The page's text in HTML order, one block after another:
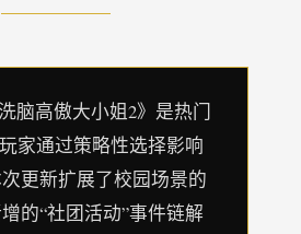
脑高傲大小姐2》是热门
家通过策略性选择影响
更新扩展了校园场景的
的“社团活动”事件链解